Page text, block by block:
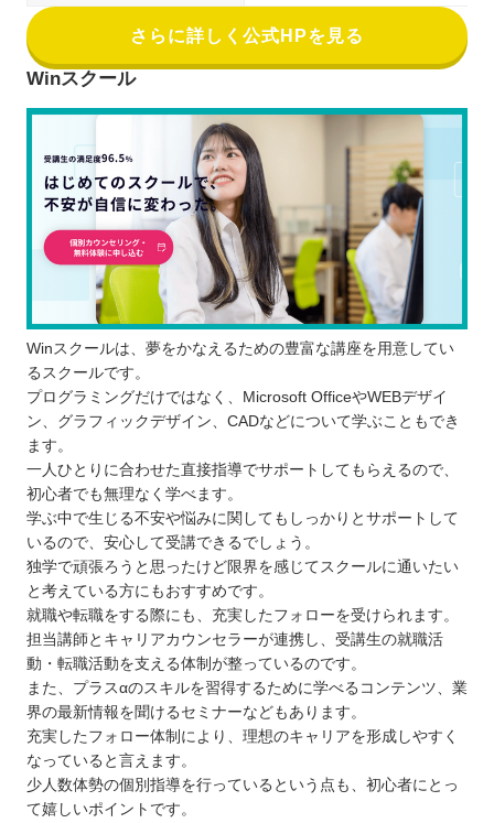
さらに詳しく公式HPを見る
Winスクール
Winスクールは、夢をかなえるための豊富な講座を用意してい
るスクールです。
プログラミングだけではなく、Microsoft OfficeやWEBデザイ
ン、グラフィックデザイン、CADなどについて学ぶこともでき
ます。
一人ひとりに合わせた直接指導でサポートしてもらえるので、
初心者でも無理なく学べます。
学ぶ中で生じる不安や悩みに関してもしっかりとサポートして
いるので、安心して受講できるでしょう。
独学で頑張ろうと思ったけど限界を感じてスクールに通いたい
と考えている方にもおすすめです。
就職や転職をする際にも、充実したフォローを受けられます。
担当講師とキャリアカウンセラーが連携し、受講生の就職活
動・転職活動を支える体制が整っているのです。
また、プラスαのスキルを習得するために学べるコンテンツ、業
界の最新情報を聞けるセミナーなどもあります。
充実したフォロー体制により、理想のキャリアを形成しやすく
なっていると言えます。
少人数体勢の個別指導を行っているという点も、初心者にとっ
て嬉しいポイントです。